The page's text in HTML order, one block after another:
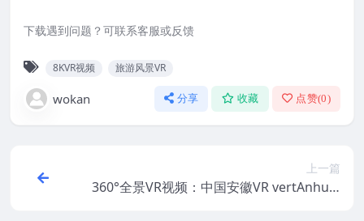
下载遇到问题？可联系客服或反馈
8KVR视频 旅游风景VR
wokan 分享 收藏 点赞(0)
上一篇
360°全景VR视频：中国安徽VR vertAnhuiC